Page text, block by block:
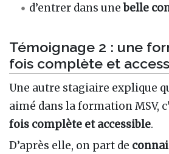
d’entrer dans unebelle
Témoignage 2 : une
fois complète et
Une autre stagiaire explique
aimé dans la formation MSV,
fois complète et accessible.
D’après elle, on part de